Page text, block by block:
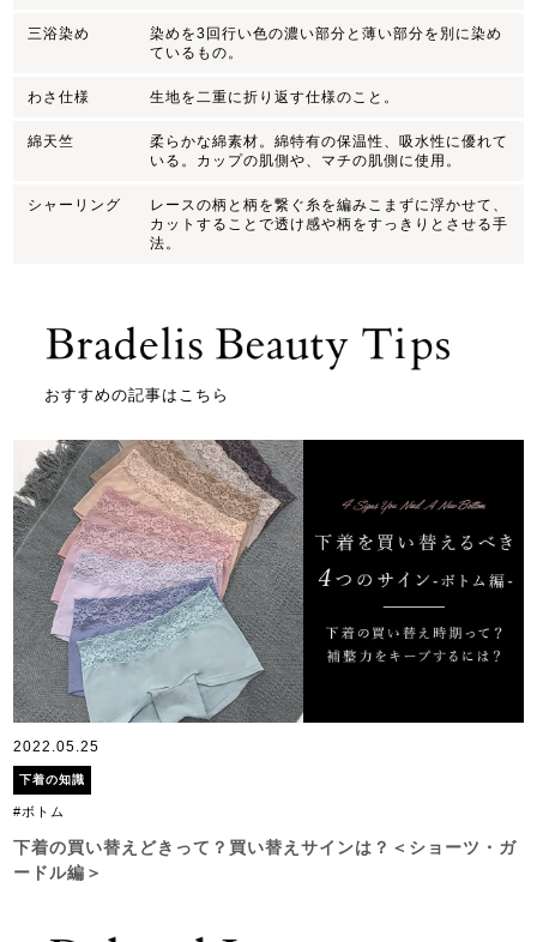
三浴染め
染めを3回行い色の濃い部分と薄い部分を別に染め
ているもの。
わさ仕様 生地を二重に折り返す仕様のこと。
綿天竺
柔らかな綿素材。綿特有の保温性、吸水性に優れて
いる。カップの肌側や、マチの肌側に使用。
シャーリング
レースの柄と柄を繋ぐ糸を編みこまずに浮かせて、
カットすることで透け感や柄をすっきりとさせる手
法。
おすすめの記事はこちら
2022.05.25
下着の知識
#ボトム
下着の買い替えどきって？買い替えサインは？＜ショーツ・ガ
ードル編＞